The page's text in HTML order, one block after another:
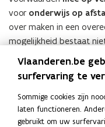
voor onderwijs op
over maken in een
mogelijkheid bestaat
plaatse blijven, zoals in
L
i
K
o
Vlaanderen.be
surfervaring te
Sommige cookies zijn
laten functioneren.
gebruikt om uw